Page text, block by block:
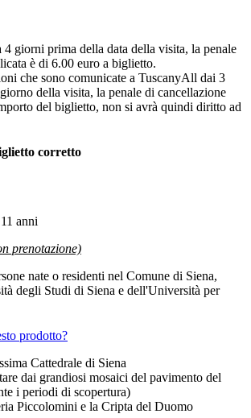
4 giorni prima della data della visita, la penale
è di 6.00 euro a biglietto.
che sono comunicate a TuscanyAll dai 3
della visita, la penale di cancellazione
del biglietto, non si avrà quindi diritto ad
corretto
anni
prenotazione)
nate o residenti nel Comune di Siena,
degli Studi di Siena e dell'Università per
prodotto?
Cattedrale di Siena
dai grandiosi mosaici del pavimento del
i periodi di scopertura)
Piccolomini e la Cripta del Duomo